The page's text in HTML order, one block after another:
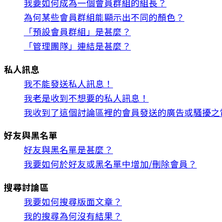
我要如何成為一個會員群組的組長？
為何某些會員群組能顯示出不同的顏色？
「預設會員群組」是甚麼？
「管理團隊」連結是甚麼？
私人訊息
我不能發送私人訊息！
我老是收到不想要的私人訊息！
我收到了這個討論區裡的會員發送的廣告或騷擾之
好友與黑名單
好友與黑名單是甚麼？
我要如何於好友或黑名單中增加/刪除會員？
搜尋討論區
我要如何搜尋版面文章？
我的搜尋為何沒有結果？